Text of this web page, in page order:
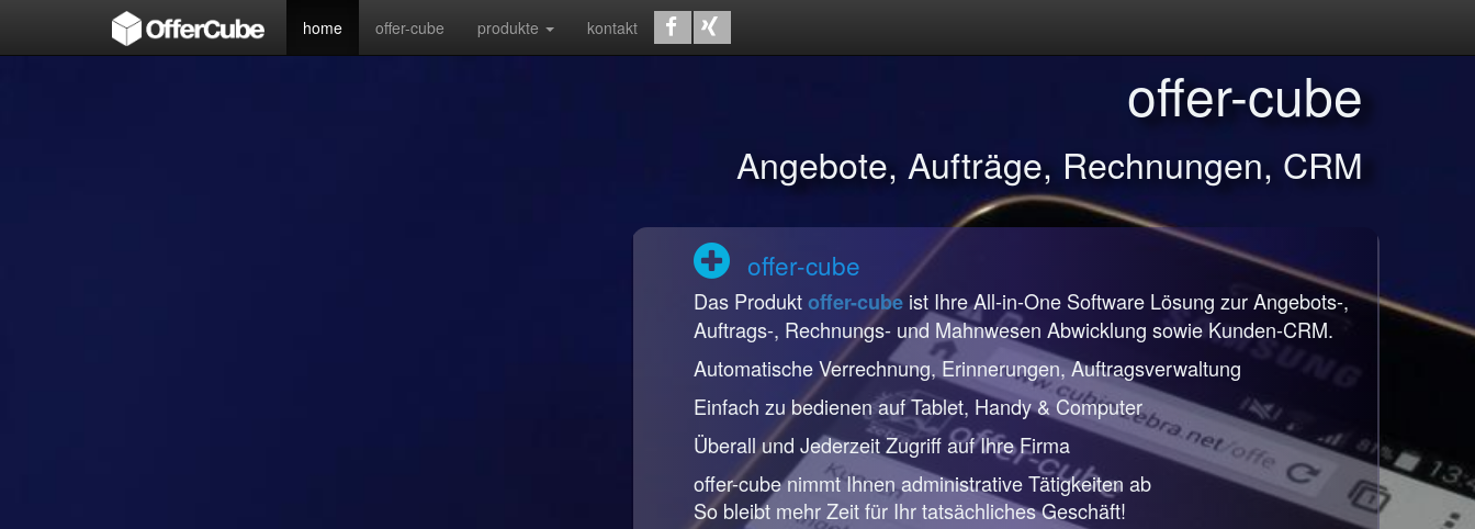
home offer-cube produkte kontakt
offer-cube
Angebote, Aufträge, Rechnungen, CRM
offer-cube
Das Produktoffer-cubeist Ihre All-in-One Software Lösung zur Angebots-,
Auftrags-, Rechnungs- und Mahnwesen Abwicklung sowie Kunden-CRM.
Automatische Verrechnung, Erinnerungen, Auftragsverwaltung
Einfach zu bedienen auf Tablet, Handy & Computer
Überall und Jederzeit Zugriff auf Ihre Firma
offer-cube nimmt Ihnen administrative Tätigkeiten ab
So bleibt mehr Zeit für Ihr tatsächliches Geschäft!